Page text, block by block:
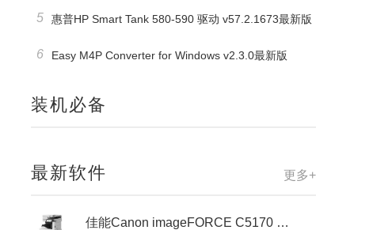
5 惠普HP Smart Tank 580-590 驱动 v57.2.1673最新版
6 Easy M4P Converter for Windows v2.3.0最新版
装机必备
更多+
最新软件
佳能Canon imageFORCE C5170 驱动